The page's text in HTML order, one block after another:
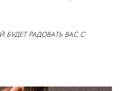
БУДЕТ РАДОВАТЬ ВАС С